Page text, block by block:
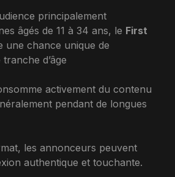
principalement
âgés de 11 à 34 ans, le First
une chance unique de
d’âge
activement du contenu
pendant de longues
les annonceurs peuvent
authentique et touchante.